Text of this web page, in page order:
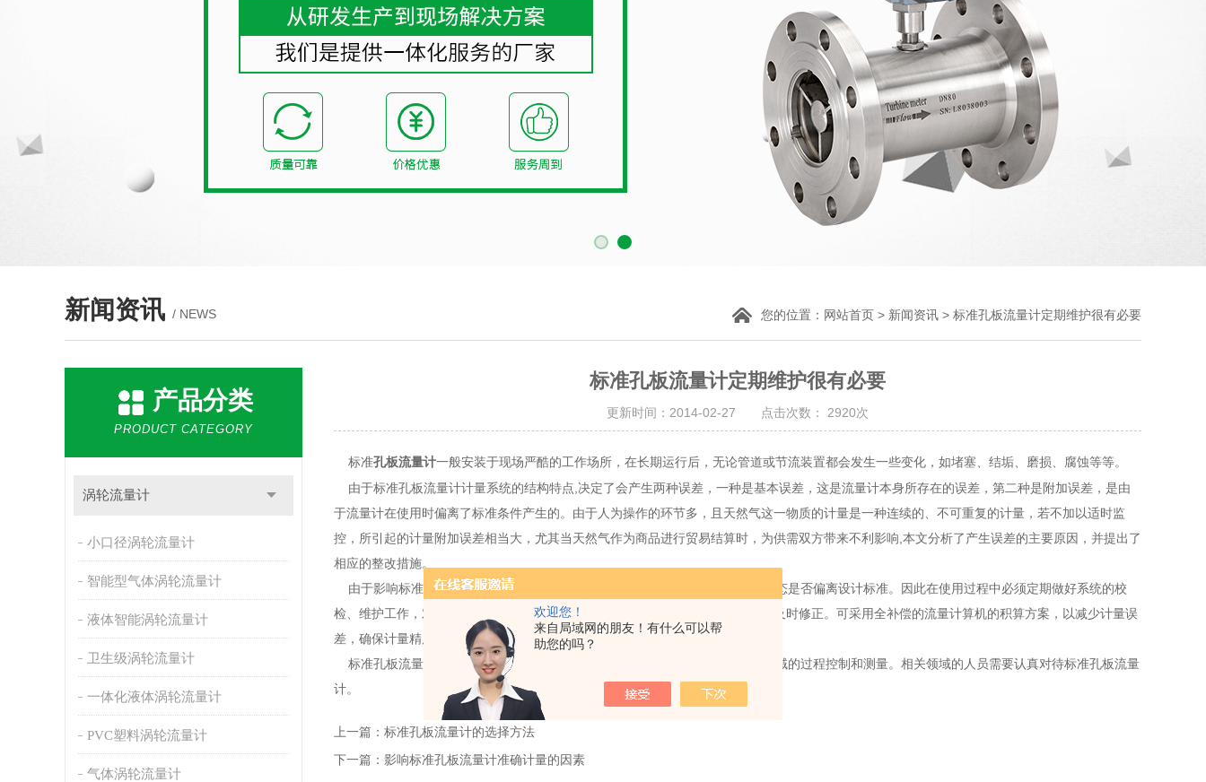
欢迎您！
来自局域网的朋友！有什么可以帮
助您的吗？
新闻资讯 / NEWS 您的位置： 网站首页 > 新闻资讯 > 标准孔板流量计定期维护很有必要
产品分类
PRODUCT CATEGORY
涡轮流量计
小口径涡轮流量计
智能型气体涡轮流量计
液体智能涡轮流量计
卫生级涡轮流量计
一体化液体涡轮流量计
PVC塑料涡轮流量计
气体涡轮流量计
标准孔板流量计定期维护很有必要
更新时间：2014-02-27 点击次数： 2920次
标准孔板流量计一般安装于现场严酷的工作场所，在长期运行后，无论管道或节流装置都会发生一些变化，如堵塞、结垢、磨损、腐蚀等等。
由于标准孔板流量计计量系统的结构特点,决定了会产生两种误差，一种是基本误差，这是流量计本身所存在的误差，第二种是附加误差，是由
于流量计在使用时偏离了标准条件产生的。由于人为操作的环节多，且天然气这一物质的计量是一种连续的、不可重复的计量，若不加以适时监
控，所引起的计量附加误差相当大，尤其当天然气作为商品进行贸易结算时，为供需双方带来不利影响,本文分析了产生误差的主要原因，并提出了
相应的整改措施。
由于影响标准孔板流量计测量精度的根本原因是节流装置的几何形状和流动动态是否偏离设计标准。因此在使用过程中必须定期做好系统的校
检、维护工作，对于实际使用中的压力、温度、流量等工况参数的变化，应进行及时修正。可采用全补偿的流量计算机的积算方案，以减少计量误
差，确保计量精度。
标准孔板流量计目前已广泛应用于石油、化工、冶金、电力、供热、供水等领域的过程控制和测量。相关领域的人员需要认真对待标准孔板流量
计。
上一篇： 标准孔板流量计的选择方法
下一篇： 影响标准孔板流量计准确计量的因素